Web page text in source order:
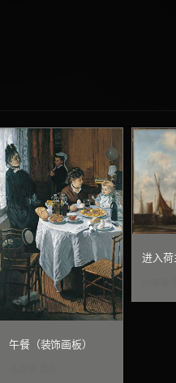
午餐（装饰画板）
进入荷